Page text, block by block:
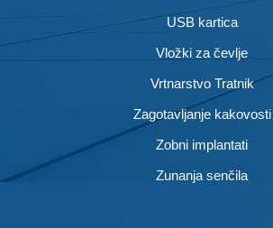
USB kartica
Vložki za čevlje
Vrtnarstvo Tratnik
Zagotavljanje kakovosti
Zobni implantati
Zunanja senčila